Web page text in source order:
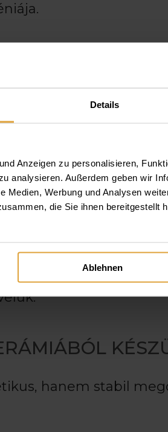
Details
Anzeigen zu personalisieren,
analysieren. Außerdem geben wir
Medien, Werbung und Analysen
die Sie ihnen bereitgestellt
Ablehnen
INLAY)
készített
közvetlenül a
jobban ki lehet
által a műanyag eléri
kifejtett nyomásnak.
a fog
hanem stabil